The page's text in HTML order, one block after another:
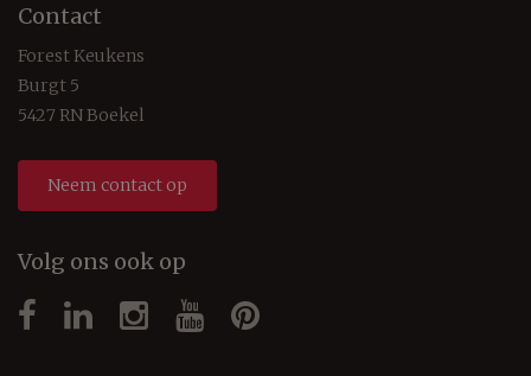
Contact
Forest Keukens
Burgt 5
5427 RN Boekel
Neem contact op
Volg ons ook op